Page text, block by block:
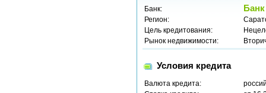
Банк:
Регион:
Цель кредитования:
Рынок недвижимости:
Условия кредита
Валюта кредита: